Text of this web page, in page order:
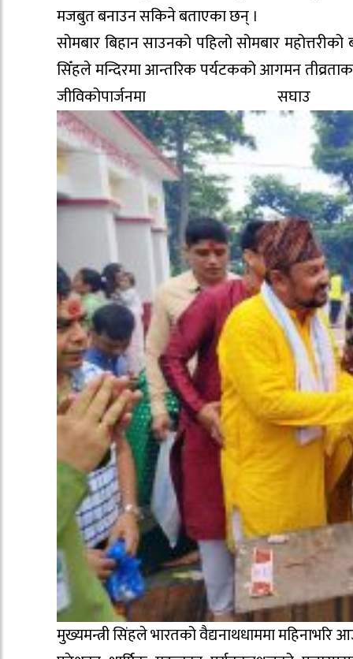
मजबुत बनाउन सकिने बताएका छन् ।
सोमबार बिहान साउनको पहिलो सोमबार
सिँहले मन्दिरमा आन्तरिक पर्यटकको आगमन
मुख्यमन्त्री सिंहले भारतको वैद्यनाथधाममा